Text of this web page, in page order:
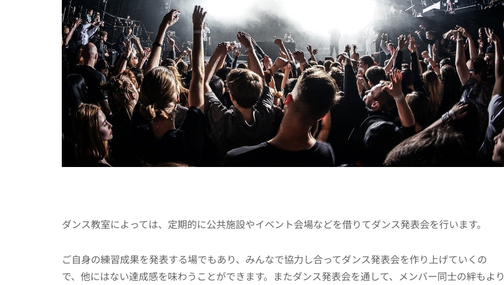
ダンス教室によっては、定期的に公共施設やイベント会場などを借りてダンス発表会を行います。
ご自身の練習成果を発表する場でもあり、みんなで協力し合ってダンス発表会を作り上げていくの
で、他にはない達成感を味わうことができます。またダンス発表会を通して、メンバー同士の絆もより